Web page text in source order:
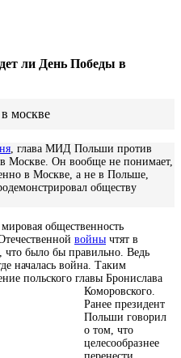
ли День Победы в
, глава МИД Польши против
Москве. Он вообще не понимает,
в Москве, а не в Польше,
обществу
общественность
войны чтят в
было бы правильно. Ведь
началась война. Таким
польского главы Бронислава
Коморовского.
Ранее президент
Польши говорил
о том, что
целесообразнее